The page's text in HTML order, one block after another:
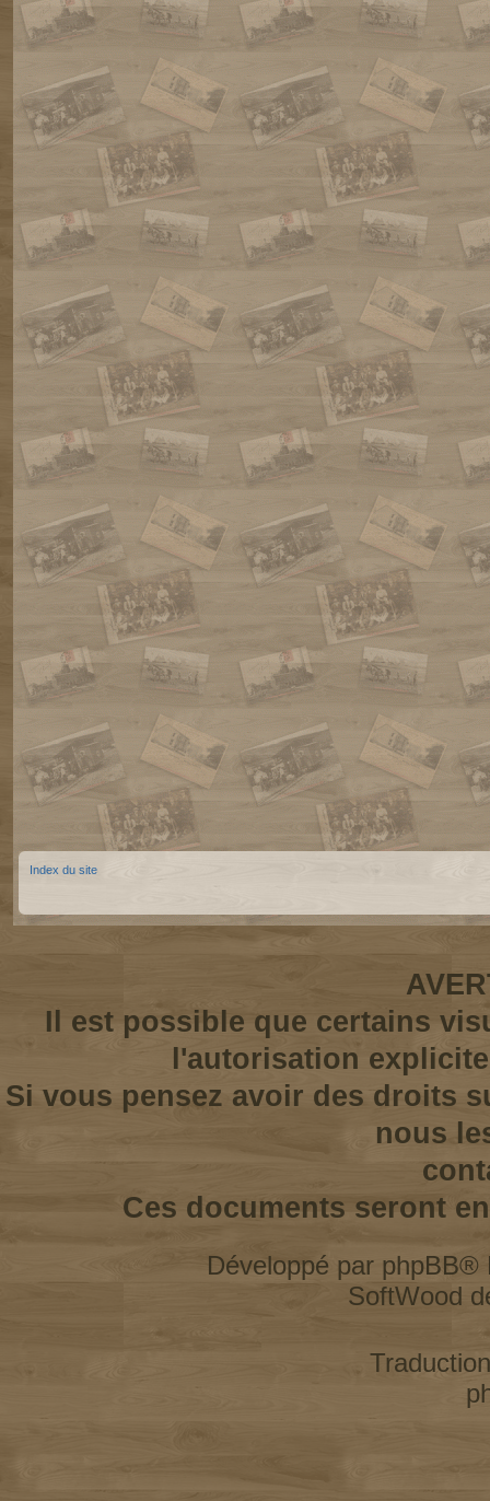
Index du site
Il est possible que certains
l'autorisation
Si vous pensez avoir des droits
nous
Ces documents seront
Développé par phpBB®
SoftWood